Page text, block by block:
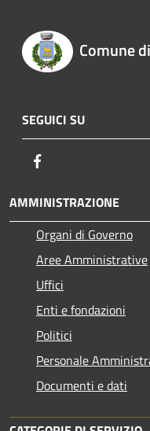
Comune
SEGUICI SU
AMMINISTRAZIONE
Organi di Governo
Aree Amministrative
Uffici
Enti e fondazioni
Politici
Personale
Documenti e dati